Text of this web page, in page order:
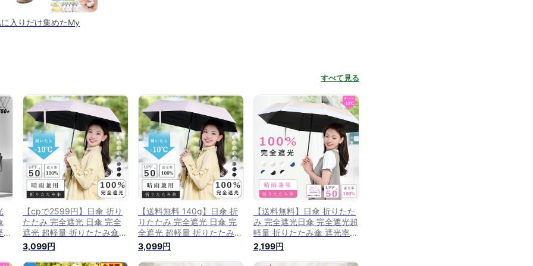
入りだけ集めたMy
すべて見る
【cpで2599円】日傘 折り
たたみ 完全遮光 日傘 完全
遮光 超軽量 折りたたみ傘
晴雨兼用傘 折り畳み傘 軽量
丈夫 晴雨兼用折りたたみ傘
3,099円
【送料無料 140g】日傘 折
りたたみ 完全遮光 日傘 完
全遮光 超軽量 折りたたみ傘
晴雨兼用傘 折り畳み傘 軽量
丈夫 晴雨兼用折りたたみ傘
3,099円
【送料無料】日傘 折りたた
み 完全遮光日傘 完全遮光超
軽量 折りたたみ傘 遮光率
100％ 折りたたみ傘 晴雨兼
用 晴雨兼用折りたたみ傘 軽
2,199円